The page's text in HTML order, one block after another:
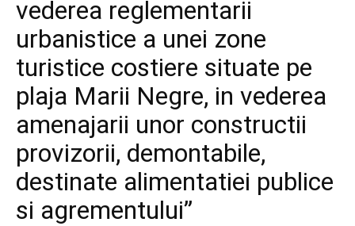
vederea reglementarii
urbanistice a unei zone
turistice costiere situate pe
plaja Marii Negre, in vederea
amenajarii unor constructii
provizorii, demontabile,
destinate alimentatiei publice
si agrementului”